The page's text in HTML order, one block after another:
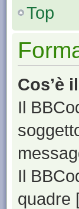
Top
Cos’è
Il
Il
quadre